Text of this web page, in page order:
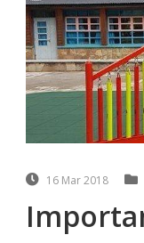
16 Mar 2018